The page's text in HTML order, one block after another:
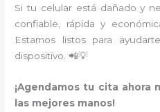
Si tu celular está dañado y
confiable, rápida y
Estamos listos para
dispositivo. 📲💡
¡Agendamos tu cita ahora
las mejores manos!